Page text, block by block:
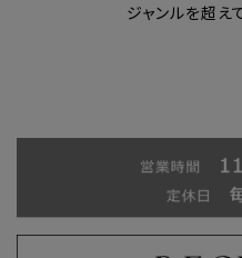
ジャンルを超え